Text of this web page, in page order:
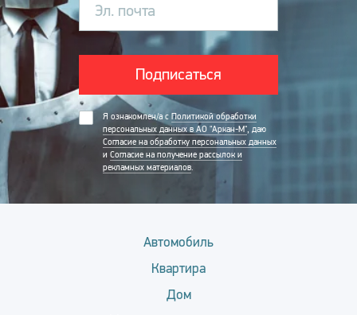
Эл. почта
Подписаться
Я ознакомлен/а с Политикой обработки
персональных данных в АО "Аркан-М", даю
Согласие на обработку персональных данных
и Согласие на получение рассылок и
рекламных материалов.
Автомобиль
Квартира
Дом